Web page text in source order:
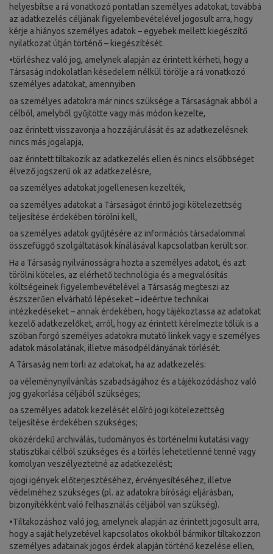
helyesbítse a rá vonatkozó pontatlan személyes adatokat, továbbá
az adatkezelés céljának figyelembevételével jogosult arra, hogy
kérje a hiányos személyes adatok – egyebek mellett kiegészítő
nyilatkozat útján történő – kiegészítését.
•törléshez való jog, amelynek alapján az érintett kérheti, hogy a
Társaság indokolatlan késedelem nélkül törölje a rá vonatkozó
személyes adatokat, amennyiben
oa személyes adatokra már nincs szüksége a Társaságnak abból a
célból, amelyből gyűjtötte vagy más módon kezelte,
oaz érintett visszavonja a hozzájárulását és az adatkezelésnek
nincs más jogalapja,
oaz érintett tiltakozik az adatkezelés ellen és nincs elsőbbséget
élvező jogszerű ok az adatkezelésre,
oa személyes adatokat jogellenesen kezelték,
oa személyes adatokat a Társaságot érintő jogi kötelezettség
teljesítése érdekében törölni kell,
oa személyes adatok gyűjtésére az információs társadalommal
összefüggő szolgáltatások kínálásával kapcsolatban került sor.
Ha a Társaság nyilvánosságra hozta a személyes adatot, és azt
törölni köteles, az elérhető technológia és a megvalósítás
költségeinek figyelembevételével a Társaság megteszi az
észszerűen elvárható lépéseket – ideértve technikai
intézkedéseket – annak érdekében, hogy tájékoztassa az adatokat
kezelő adatkezelőket, arról, hogy az érintett kérelmezte tőlük is a
szóban forgó személyes adatokra mutató linkek vagy e személyes
adatok másolatának, illetve másodpéldányának törlését.
A Társaság nem törli az adatokat, ha az adatkezelés:
oa véleménynyilvánítás szabadságához és a tájékozódáshoz való
jog gyakorlása céljából szükséges;
oa személyes adatok kezelését előíró jogi kötelezettség
teljesítése érdekében szükséges;
oközérdekű archiválás, tudományos és történelmi kutatási vagy
statisztikai célból szükséges és a törlés lehetetlenné tenné vagy
komolyan veszélyeztetné az adatkezelést;
ojogi igények előterjesztéséhez, érvényesítéséhez, illetve
védelméhez szükséges (pl. az adatokra bírósági eljárásban,
bizonyítékként való felhasználás céljából van szükség).
•Tiltakozáshoz való jog, amelynek alapján az érintett jogosult arra,
hogy a saját helyzetével kapcsolatos okokból bármikor tiltakozzon
személyes adatainak jogos érdek alapján történő kezelése ellen,